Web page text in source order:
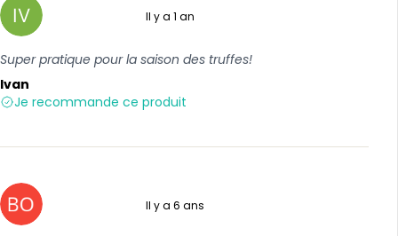
Il y a 1 an
Super pratique pour la saison des truffes!
Ivan
Je recommande ce produit
Il y a 6 ans